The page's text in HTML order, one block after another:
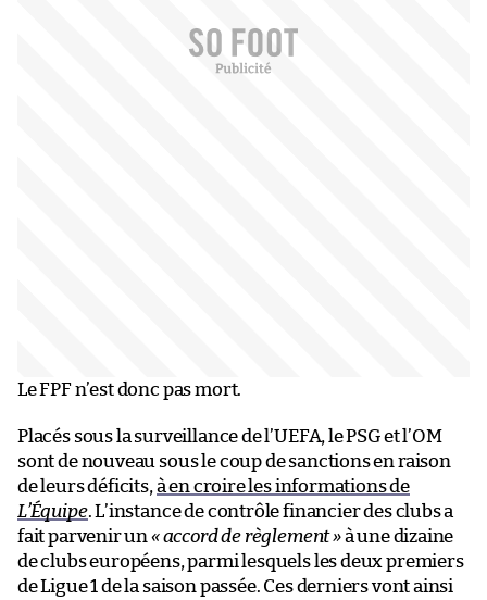
Le FPF n’est donc pas mort.
Placés sous la surveillance de l’UEFA, le PSG et l’OM
sont de nouveau sous le coup de sanctions en raison
de leurs déficits, à en croire les informations de
L’Équipe. L’instance de contrôle financier des clubs a
fait parvenir un « accord de règlement »à une dizaine
de clubs européens, parmi lesquels les deux premiers
de Ligue 1 de la saison passée. Ces derniers vont ainsi